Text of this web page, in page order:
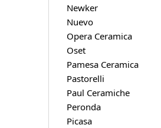
Newker
Nuevo
Opera Ceramica
Oset
Pamesa Ceramica
Pastorelli
Paul Ceramiche
Peronda
Picasa